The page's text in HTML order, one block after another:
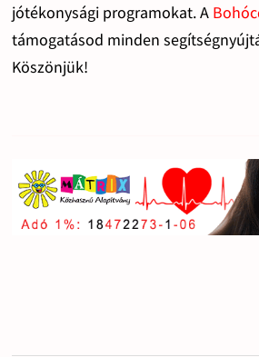
jótékonysági programokat. A
támogatásod minden
Köszönjük!